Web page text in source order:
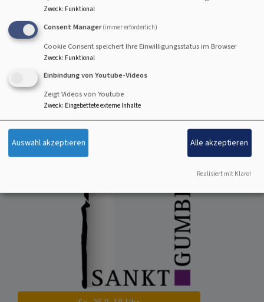
Zweck: Funktional
Consent Manager (immer erforderlich)
Cookie Consent speichert Ihre Einwilligungsstatus im Browser
Zweck: Funktional
Einbindung von Youtube-Videos
Zeigt Videos von Youtube
Zweck: Eingebettete externe Inhalte
Auswahl akzeptieren Alle akzeptieren
Realisiert mit Klaro!